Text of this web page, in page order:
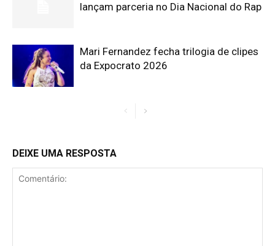
lançam parceria no Dia Nacional do Rap
Mari Fernandez fecha trilogia de clipes
da Expocrato 2026
DEIXE UMA RESPOSTA